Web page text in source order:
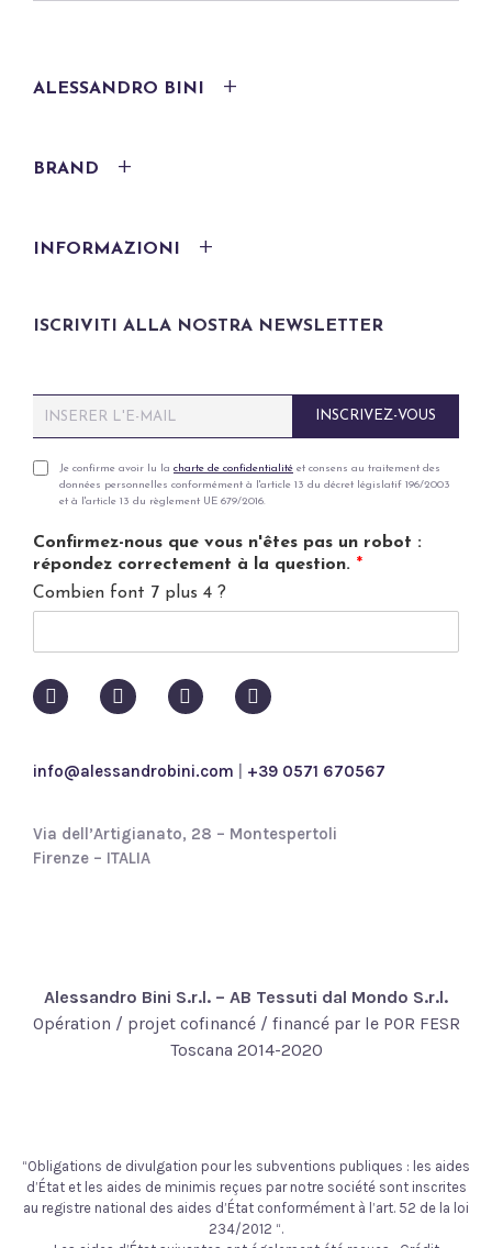
ALESSANDRO BINI
BRAND
INFORMAZIONI
ISCRIVITI ALLA NOSTRA NEWSLETTER
m
iP
v
a
y
i
c
Je confirme avoir lu la charte de confidentialité et consens au traitement des
données personnelles conformément à l'article 13 du décret législatif 196/2003
et à l'article 13 du règlement UE 679/2016.
Confirmez-nous que vous n'êtes pas un robot :
répondez correctement à la question. *
Combien font 7 plus 4 ?
INSCRIVEZ-VOUS
info@alessandrobini.com +39 0571 670567
Via dell’Artigianato, 28 – Montespertoli
Firenze – ITALIA
Alessandro Bini S.r.l. – AB Tessuti dal Mondo S.r.l.
Opération / projet cofinancé / financé par le POR FESR
Toscana 2014-2020
“Obligations de divulgation pour les subventions publiques : les aides
d’État et les aides de minimis reçues par notre société sont inscrites
au registre national des aides d’État conformément à l’art. 52 de la loi
234/2012 “.